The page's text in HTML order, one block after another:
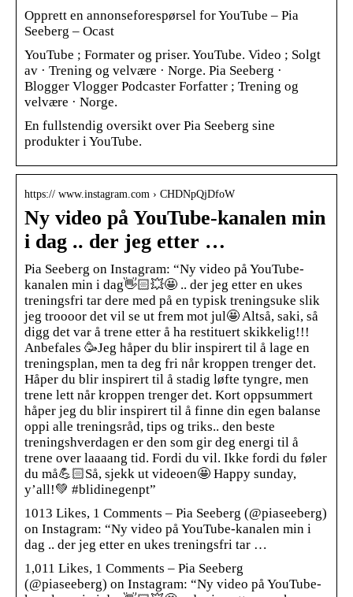
Opprett en annonseforespørsel for YouTube – Pia
Seeberg – Ocast
YouTube ; Formater og priser. YouTube. Video ; Solgt
av · Trening og velvære · Norge. Pia Seeberg ·
Blogger Vlogger Podcaster Forfatter ; Trening og
velvære · Norge.
En fullstendig oversikt over Pia Seeberg sine
produkter i YouTube.
https:// www.instagram.com › CHDNpQjDfoW
Ny video på YouTube-kanalen min
i dag .. der jeg etter …
Pia Seeberg on Instagram: “Ny video på YouTube-
kanalen min i dag👋🏻💥🤩 .. der jeg etter en ukes
treningsfri tar dere med på en typisk treningsuke slik
jeg troooor det vil se ut frem mot jul🤩 Altså, saki, så
digg det var å trene etter å ha restituert skikkelig!!!
Anbefales 🥳Jeg håper du blir inspirert til å lage en
treningsplan, men ta deg fri når kroppen trenger det.
Håper du blir inspirert til å stadig løfte tyngre, men
trene lett når kroppen trenger det. Kort oppsummert
håper jeg du blir inspirert til å finne din egen balanse
oppi alle treningsråd, tips og triks.. den beste
treningshverdagen er den som gir deg energi til å
trene over laaaang tid. Fordi du vil. Ikke fordi du føler
du må💪🏻Så, sjekk ut videoen🤩 Happy sunday,
y’all!💚 #blidinegenpt”
1013 Likes, 1 Comments – Pia Seeberg (@piaseeberg)
on Instagram: “Ny video på YouTube-kanalen min i
dag .. der jeg etter en ukes treningsfri tar …
1,011 Likes, 1 Comments – Pia Seeberg
(@piaseeberg) on Instagram: “Ny video på YouTube-